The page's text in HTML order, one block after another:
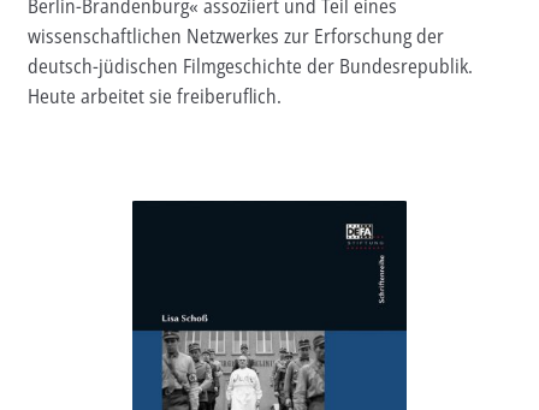
Verlag
Handel
Newsletter
Berlin-Brandenburg« assoziiert und Teil eines
wissenschaftlichen Netzwerkes zur Erforschung der
deutsch-jüdischen Filmgeschichte der Bundesrepublik.
Heute arbeitet sie freiberuflich.